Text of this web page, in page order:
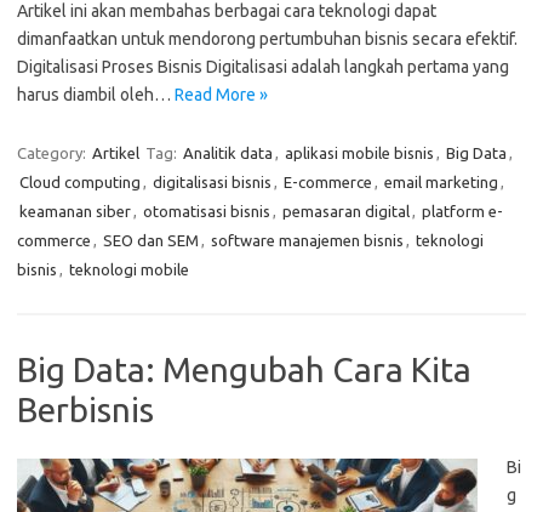
Artikel ini akan membahas berbagai cara teknologi dapat
dimanfaatkan untuk mendorong pertumbuhan bisnis secara efektif.
Digitalisasi Proses Bisnis Digitalisasi adalah langkah pertama yang
harus diambil oleh… Read More »
Category: Artikel Tag: Analitik data , aplikasi mobile bisnis , Big Data ,
Cloud computing , digitalisasi bisnis , E-commerce , email marketing ,
keamanan siber, otomatisasi bisnis , pemasaran digital, platform e-
commerce , SEO dan SEM , software manajemen bisnis , teknologi
bisnis , teknologi mobile
Big Data: Mengubah Cara Kita
Berbisnis
Bi
g